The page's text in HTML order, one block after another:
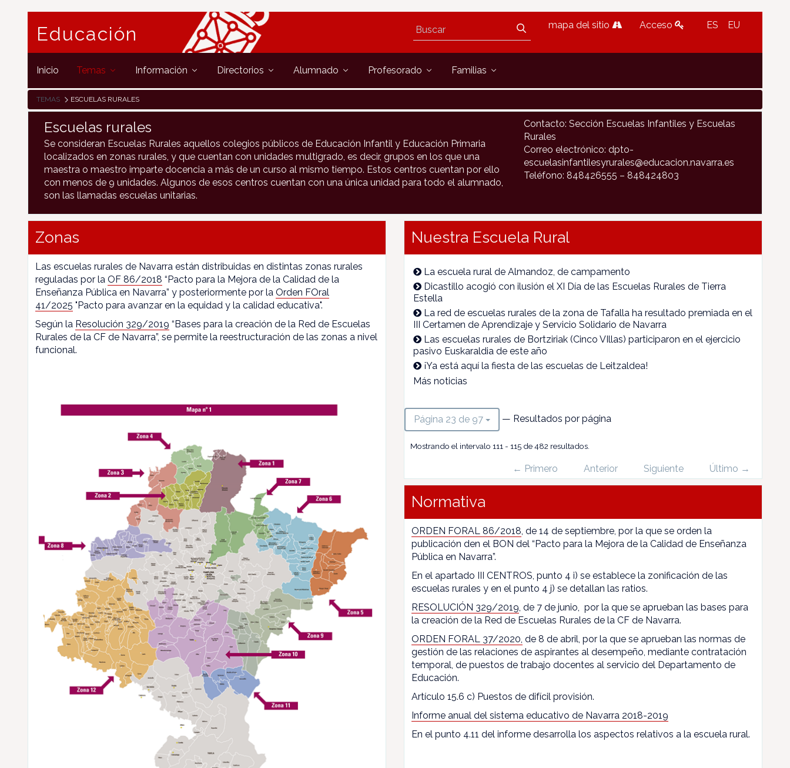
Educación mapa del sitio Acceso ES EU
Inicio Temas Información Directorios Alumnado Profesorado Familias
TEMAS ESCUELAS RURALES
Escuelas rurales
Se consideran Escuelas Rurales aquellos colegios públicos de Educación Infantil y Educación Primaria
localizados en zonas rurales, y que cuentan con unidades multigrado, es decir, grupos en los que una
maestra o maestro imparte docencia a más de un curso al mismo tiempo. Estos centros cuentan por ello
con menos de 9 unidades. Algunos de esos centros cuentan con una única unidad para todo el alumnado,
son las llamadas escuelas unitarias.
Contacto: Sección Escuelas Infantiles y Escuelas
Rurales
Correo electrónico: dpto-
escuelasinfantilesyrurales@educacion.navarra.es
Teléfono: 848426555 – 848424803
Zonas
Las escuelas rurales de Navarra están distribuidas en distintas zonas rurales
reguladas por la OF 86/2018 “Pacto para la Mejora de la Calidad de la
Enseñanza Pública en Navarra” y posteriormente por la Orden FOral
41/2025 "Pacto para avanzar en la equidad y la calidad educativa".
Según la Resolución 329/2019 “Bases para la creación de la Red de Escuelas
Rurales de la CF de Navarra”, se permite la reestructuración de las zonas a nivel
funcional.
Nuestra Escuela Rural
La escuela rural de Almandoz, de campamento
Dicastillo acogió con ilusión el XI Día de las Escuelas Rurales de Tierra
Estella
La red de escuelas rurales de la zona de Tafalla ha resultado premiada en el
III Certamen de Aprendizaje y Servicio Solidario de Navarra
Las escuelas rurales de Bortziriak (Cinco VIllas) participaron en el ejercicio
pasivo Euskaraldia de este año
¡Ya está aquí la fiesta de las escuelas de Leitzaldea!
Más noticias
Página 23 de 97 — Resultados por página
Mostrando el intervalo 111 - 115 de 482 resultados.
← Primero Anterior Siguiente Último →
Normativa
ORDEN FORAL 86/2018, de 14 de septiembre, por la que se orden la
publicación den el BON del “Pacto para la Mejora de la Calidad de Enseñanza
Pública en Navarra”.
En el apartado III CENTROS, punto 4 i) se establece la zonificación de las
escuelas rurales y en el punto 4 j) se detallan las ratios.
RESOLUCIÓN 329/2019, de 7 de junio, por la que se aprueban las bases para
la creación de la Red de Escuelas Rurales de la CF de Navarra.
ORDEN FORAL 37/2020, de 8 de abril, por la que se aprueban las normas de
gestión de las relaciones de aspirantes al desempeño, mediante contratación
temporal, de puestos de trabajo docentes al servicio del Departamento de
Educación.
Artículo 15.6 c) Puestos de difícil provisión.
Informe anual del sistema educativo de Navarra 2018-2019
En el punto 4.11 del informe desarrolla los aspectos relativos a la escuela rural.